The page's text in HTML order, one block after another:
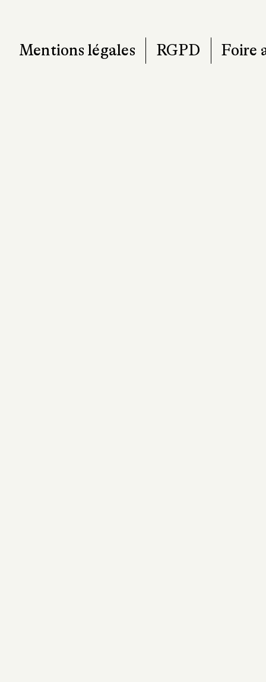
Mentions légales RGPD Foire